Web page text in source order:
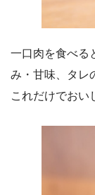
一口肉を食べる
み・甘味、タレ
これだけでおい